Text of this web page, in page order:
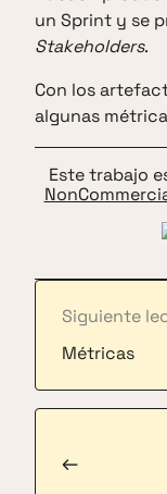
un Sprint y se
Stakeholders.
Con los
algunas
Este trabajo
←
Siguiente
Métricas